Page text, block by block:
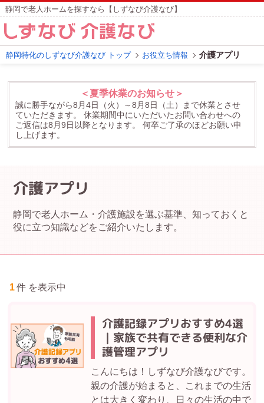
静岡で老人ホームを探すなら【しずなび介護なび】
静岡特化のしずなび介護なび トップ お役立ち情報 介護アプリ
＜夏季休業のお知らせ＞
誠に勝手ながら8月4日（火）～8月8日（土）まで休業とさせ
ていただきます。
休業期間中にいただいたお問い合わせへの
ご返信は8月9日以降となります。
何卒ご了承のほどお願い申
し上げます。
介護アプリ
静岡で老人ホーム・介護施設を選ぶ基準、知っておくと
役に立つ知識などをご紹介いたします。
1 件 を表示中
介護記録アプリおすすめ4選
｜家族で共有できる便利な介
護管理アプリ
こんにちは！しずなび介護なびです。
親の介護が始まると、これまでの生活
とは大きく変わり、日々の生活の中で